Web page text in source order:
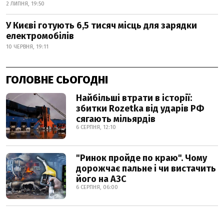
2 ЛИПНЯ, 19:50
У Києві готують 6,5 тисяч місць для зарядки
електромобілів
10 ЧЕРВНЯ, 19:11
ГОЛОВНЕ СЬОГОДНІ
Найбільші втрати в історії:
збитки Rozetka від ударів РФ
сягають мільярдів
6 СЕРПНЯ, 12:10
"Ринок пройде по краю". Чому
дорожчає пальне і чи вистачить
його на АЗС
6 СЕРПНЯ, 06:00